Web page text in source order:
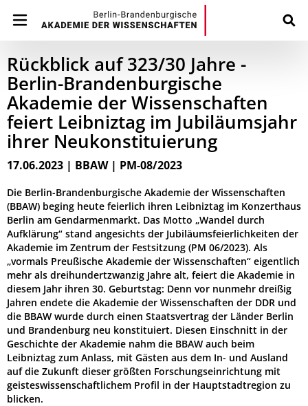
Rückblick auf 323/30 Jahre -
Berlin-Brandenburgische
Akademie der Wissenschaften
feiert Leibniztag im Jubiläumsjahr
ihrer Neukonstituierung
17.06.2023 | BBAW | PM-08/2023
Die Berlin-Brandenburgische Akademie der Wissenschaften
(BBAW) beging heute feierlich ihren Leibniztag im Konzerthaus
Berlin am Gendarmenmarkt. Das Motto „Wandel durch
Aufklärung“ stand angesichts der Jubiläumsfeierlichkeiten der
Akademie im Zentrum der Festsitzung (PM 06/2023). Als
„vormals Preußische Akademie der Wissenschaften“ eigentlich
mehr als dreihundertzwanzig Jahre alt, feiert die Akademie in
diesem Jahr ihren 30. Geburtstag: Denn vor nunmehr dreißig
Jahren endete die Akademie der Wissenschaften der DDR und
die BBAW wurde durch einen Staatsvertrag der Länder Berlin
und Brandenburg neu konstituiert. Diesen Einschnitt in der
Geschichte der Akademie nahm die BBAW auch beim
Leibniztag zum Anlass, mit Gästen aus dem In- und Ausland
auf die Zukunft dieser größten Forschungseinrichtung mit
geisteswissenschaftlichem Profil in der Hauptstadtregion zu
blicken.